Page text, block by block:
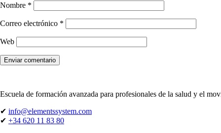
Nombre *
Correo electrónico *
Web
Escuela de formación avanzada para profesionales de la salud y el
✔ info@elementssystem.com
✔ +34 620 11 83 80